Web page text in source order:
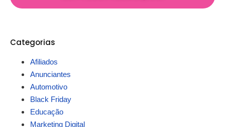
Categorias
Afiliados
Anunciantes
Automotivo
Black Friday
Educação
Marketing Digital